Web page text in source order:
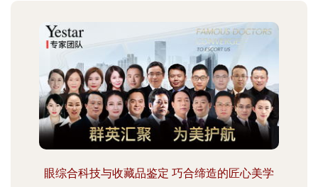
眼综合科技与收藏品鉴定 巧合缔造的匠心美学